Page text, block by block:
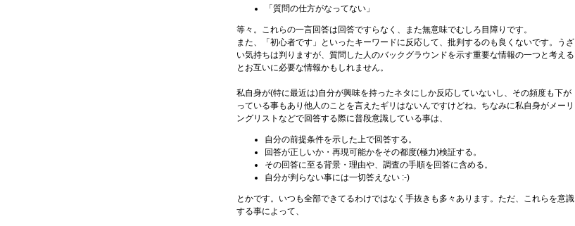
「質問の仕方がなってない」
等々。これらの一言回答は回答ですらなく、また無意味でむしろ目障りです。
また、「初心者です」といったキーワードに反応して、批判するのも良くないです。うざ
い気持ちは判りますが、質問した人のバックグラウンドを示す重要な情報の一つと考える
とお互いに必要な情報かもしれません。
私自身が(特に最近は)自分が興味を持ったネタにしか反応していないし、その頻度も下が
っている事もあり他人のことを言えたギリはないんですけどね。ちなみに私自身がメーリ
ングリストなどで回答する際に普段意識している事は、
自分の前提条件を示した上で回答する。
回答が正しいか・再現可能かをその都度(極力)検証する。
その回答に至る背景・理由や、調査の手順を回答に含める。
自分が判らない事には一切答えない :-)
とかです。いつも全部できてるわけではなく手抜きも多々あります。ただ、これらを意識
する事によって、